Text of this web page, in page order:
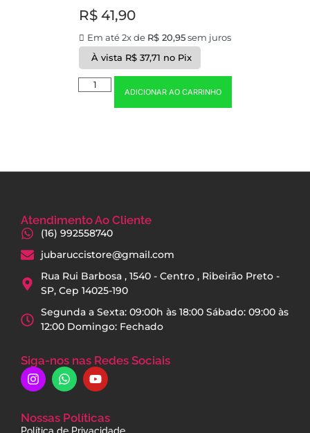
R$ 41,90
Em até 2x de R$ 20,95 sem juros
À vista R$37,71 no Pix
ADICIONAR AO CARRINHO
Atendimento Ao Cliente
(16) 992558740
jubaruccistore@gmail.com
Rua Rui Barbosa , 1540 - Centro , Ribeirão Preto -
SP, Cep 14025-190
Segunda a Sexta: 09:00h às 18:00 Sábado: 09:00 às
12:00 Domingo: Fechado
Siga-nos nas Redes Sociais
Nossas Políticas